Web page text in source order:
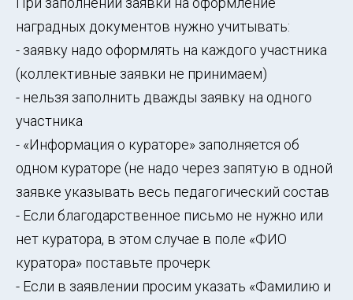
наградных документов нужно учитывать:
- заявку надо оформлять на каждого участника
(коллективные заявки не принимаем)
- нельзя заполнить дважды заявку на одного
участника
- «Информация о кураторе» заполняется об
одном кураторе (не надо через запятую в одной
заявке указывать весь педагогический состав
- Если благодарственное письмо не нужно или
нет куратора, в этом случае в поле «ФИО
куратора» поставьте прочерк
- Если в заявлении просим указать «Фамилию и